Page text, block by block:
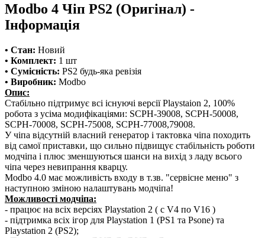
Modbo 4 Чіп PS2 (Оригінал) -
Інформація
• Стан: Новий
• Комплект: 1 шт
• Сумісність: PS2 будь-яка ревізія
• Виробник: Modbo
Опис:
Стабільно підтримує всі існуючі версії Playstaion 2, 100%
робота з усіма модифікаціями: SCPH-39008, SCPH-50008,
SCPH-70008, SCPH-75008, SCPH-77008,79008.
У чіпа відсутній власний генератор і тактовка чіпа походить
від самої приставки, що сильно підвищує стабільність роботи
модчіпа і плюс зменшуються шанси на вихід з ладу всього
чіпа через невипрання кварцу.
Modbo 4.0 має можливість входу в т.зв. "сервісне меню" з
наступною зміною налаштувань модчіпа!
Можливості модчіпа:
- працює на всіх версіях Playstation 2 ( c V4 по V16 )
- підтримка всіх ігор для Playstation 1 (PS1 та Psone) та
Playstation 2 (PS2);